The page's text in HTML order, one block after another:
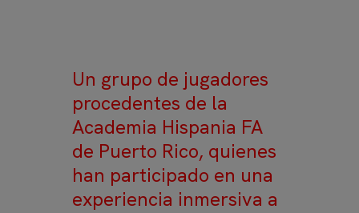
Un grupo de jugadores
procedentes de la
Academia Hispania FA
de Puerto Rico, quienes
han participado en una
experiencia inmersiva a